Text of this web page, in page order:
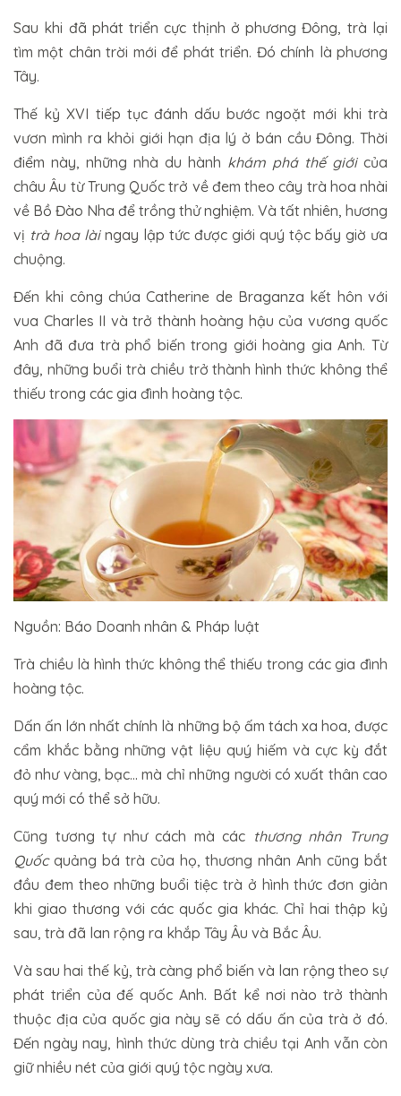
Sau khi đã phát triển cực thịnh ở phương Đông, trà lại
tìm một chân trời mới để phát triển. Đó chính là phương
Tây.
Thế kỷ XVI tiếp tục đánh dấu bước ngoặt mới khi trà
vươn mình ra khỏi giới hạn địa lý ở bán cầu Đông. Thời
điểm này, những nhà du hành khám phá thế giớicủa
châu Âu từ Trung Quốc trở về đem theo cây trà hoa nhài
về Bồ Đào Nha để trồng thử nghiệm. Và tất nhiên, hương
vị trà hoa làingay lập tức được giới quý tộc bấy giờ ưa
chuộng.
Đến khi công chúa Catherine de Braganza kết hôn với
vua Charles II và trở thành hoàng hậu của vương quốc
Anh đã đưa trà phổ biến trong giới hoàng gia Anh. Từ
đây, những buổi trà chiều trở thành hình thức không thể
thiếu trong các gia đình hoàng tộc.
Nguồn: Báo Doanh nhân & Pháp luật
Trà chiều là hình thức không thể thiếu trong các gia đình
hoàng tộc.
Dấn ấn lớn nhất chính là những bộ ấm tách xa hoa, được
cẩm khắc bằng những vật liệu quý hiếm và cực kỳ đắt
đỏ như vàng, bạc... mà chỉ những người có xuất thân cao
quý mới có thể sở hữu.
Cũng tương tự như cách mà các thương nhân Trung
Quốcquảng bá trà của họ, thương nhân Anh cũng bắt
đầu đem theo những buổi tiệc trà ở hình thức đơn giản
khi giao thương với các quốc gia khác. Chỉ hai thập kỷ
sau, trà đã lan rộng ra khắp Tây Âu và Bắc Âu.
Và sau hai thế kỷ, trà càng phổ biến và lan rộng theo sự
phát triển của đế quốc Anh. Bất kể nơi nào trở thành
thuộc địa của quốc gia này sẽ có dấu ấn của trà ở đó.
Đến ngày nay, hình thức dùng trà chiều tại Anh vẫn còn
giữ nhiều nét của giới quý tộc ngày xưa.